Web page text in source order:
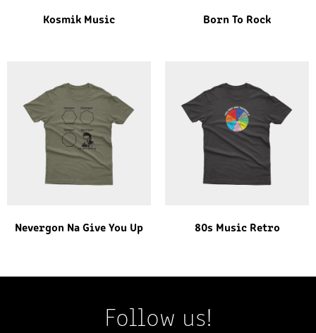
Kosmik Music Born To Rock
Nevergon Na Give You Up 80s Music Retro
Follow us!